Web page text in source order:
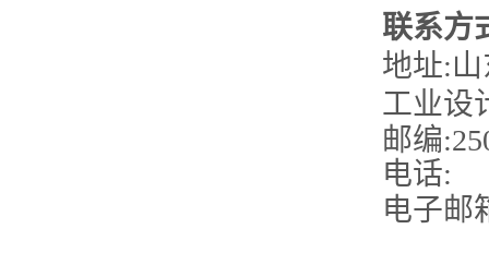
联系方
地址:
工业设
邮编
电
电子邮